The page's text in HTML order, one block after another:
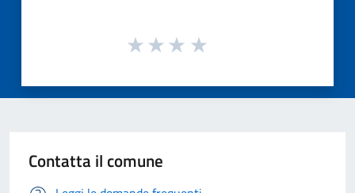
Contatta il comune